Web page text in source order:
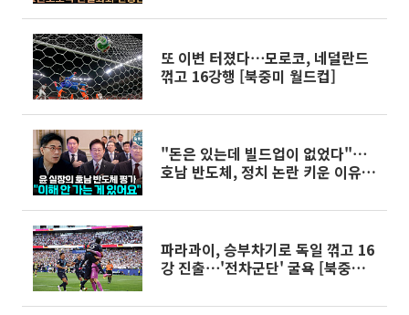
또 이변 터졌다⋯모로코, 네덜란드
꺾고 16강행 [북중미 월드컵]
"돈은 있는데 빌드업이 없었다"⋯
호남 반도체, 정치 논란 키운 이유
파라과이, 승부차기로 독일 꺾고 16
강 진출⋯'전차군단' 굴욕 [북중미